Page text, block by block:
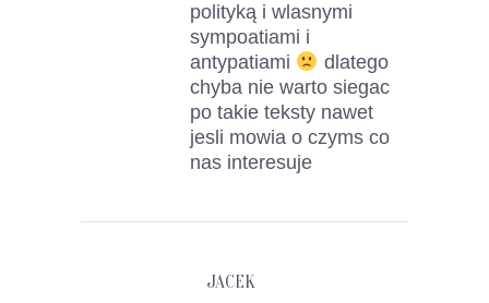
polityką i wlasnymi
sympoatiami i
antypatiami
dlatego
chyba nie warto siegac
po takie teksty nawet
jesli mowia o czyms co
nas interesuje
JACEK